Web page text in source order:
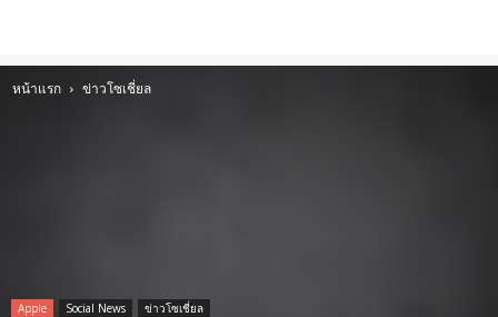
หน้าแรก ข่าวโซเชี่ยล
Apple Social News ข่าวโซเชี่ยล